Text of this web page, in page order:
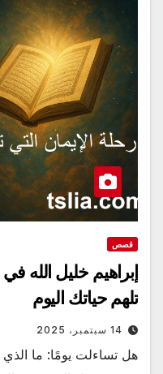
قصص
إبراهيم خليل الله
تلهم حياتك اليوم
14 سبتمبر، 2025
هل تساءلت يومًا: ما